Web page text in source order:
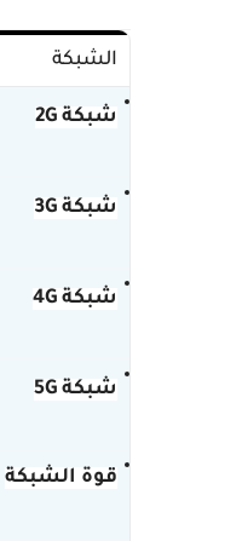
الشبكة
شبكة 2G
شبكة 3G
شبكة 4G
شبكة 5G
قوة الشبكة